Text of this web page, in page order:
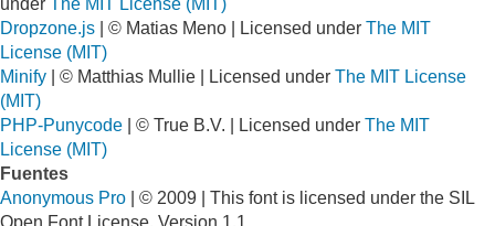
under The MIT License (MIT)
Dropzone.js | © Matias Meno | Licensed under The MIT
License (MIT)
Minify | © Matthias Mullie | Licensed under The MIT License
(MIT)
PHP-Punycode | © True B.V. | Licensed under The MIT
License (MIT)
Fuentes
Anonymous Pro | © 2009 | This font is licensed under the SIL